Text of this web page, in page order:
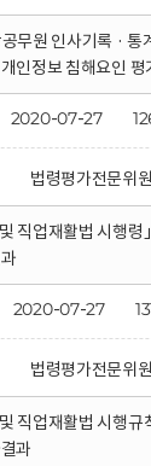
무원 인사기록 · 통
인정보 침해요인 평
2020-07-27
법령평가전문위
직업재활법 시행
2020-07-27
법령평가전문위
직업재활법 시행
과